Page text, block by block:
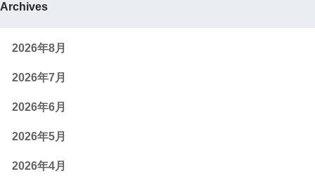
Archives
2026年8月
2026年7月
2026年6月
2026年5月
2026年4月